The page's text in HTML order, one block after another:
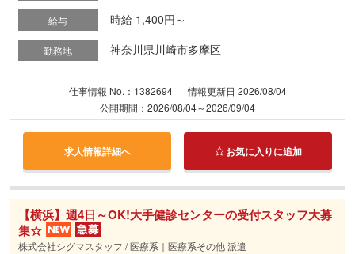
給与 時給 1,400円～
勤務地 神奈川県川崎市多摩区
仕事情報 No.：1382694
情報更新日 2026/08/04
公開期間：2026/08/04～2026/09/04
求人情報詳細へ お気に入りに追加
【横浜】週4日～OK!大手健診センターの受付スタッフ大募
集☆
株式会社シグマスタッフ / 医療系｜医療系その他 派遣